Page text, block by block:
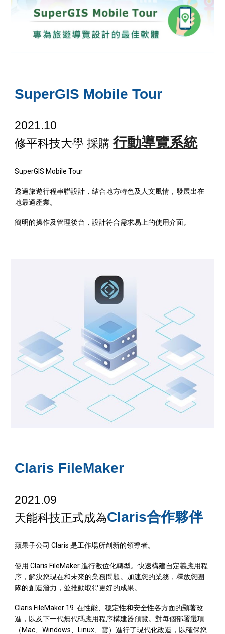
SuperGIS Mobile Tour
2021.10
修平科技大學 採購行動導覽系統
SuperGIS Mobile Tour
透過旅遊行程串聯設計，結合地方特色及人文風情，發展出在
地最適產業。
簡明的操作及管理後台，設計符合需求易上的使用介面。
Claris FileMaker
2021.09
天能科技正式成為Claris合作夥伴
蘋果子公司 Claris 是工作場所創新的領導者。
使用 Claris FileMaker 進行數位化轉型。快速構建自定義應用程
序，解決您現在和未來的業務問題。加速您的業務，釋放您團
隊的創造潛力，並推動取得更好的成果。
Claris FileMaker 19 在性能、穩定性和安全性各方面的顯著改
進，以及下一代無代碼應用程序構建器預覽。對每個部署選項
（Mac、Windows、Linux、雲）進行了現代化改造，以確保您